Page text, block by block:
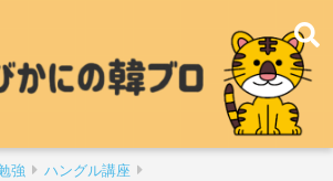
強 ハングル講座